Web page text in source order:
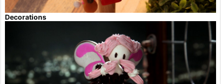
Decorations